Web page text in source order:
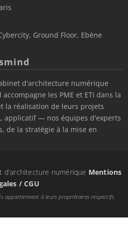
Ground Floor, Ebène
d'architecture numérique
les PME et ETI dans la
la réalisation de leurs projets
applicatif — nos équipes d'experts
de la stratégie à la mise en
d'architecture numérique Mentions
/ CGU
appartiennent à leurs propriétaires respectifs.